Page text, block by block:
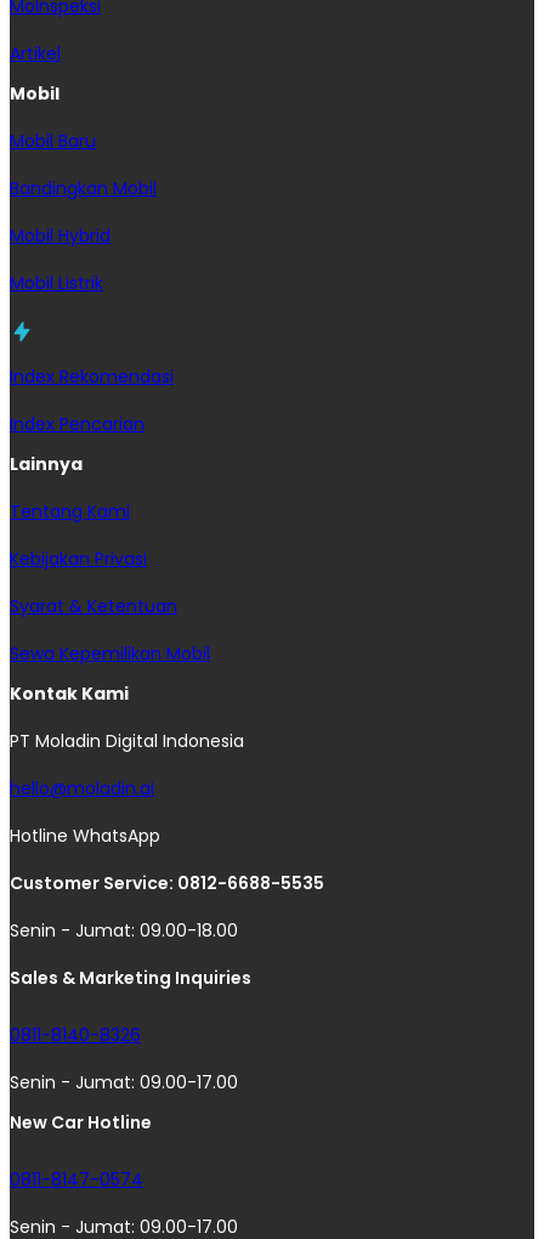
MoInspeksi
Artikel
Mobil
Mobil Baru
Bandingkan Mobil
Mobil Hybrid
Mobil Listrik
Index Rekomendasi
Index Pencarian
Lainnya
Tentang Kami
Kebijakan Privasi
Syarat & Ketentuan
Sewa Kepemilikan Mobil
Kontak Kami
PT Moladin Digital Indonesia
hello@moladin.ai
Hotline WhatsApp
Customer Service: 0812-6688-5535
Senin - Jumat: 09.00-18.00
Sales & Marketing Inquiries
0811-8140-8326
Senin - Jumat: 09.00-17.00
New Car Hotline
0811-8147-0574
Senin - Jumat: 09.00-17.00